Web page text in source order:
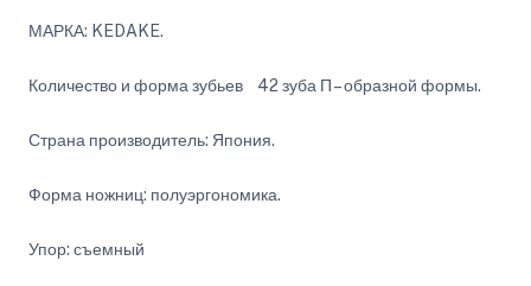
МАРКА: KEDAKE.
Количество и форма зубьев 42 зуба П – образной формы.
Страна производитель: Япония.
Форма ножниц: полуэргономика.
Упор: съемный